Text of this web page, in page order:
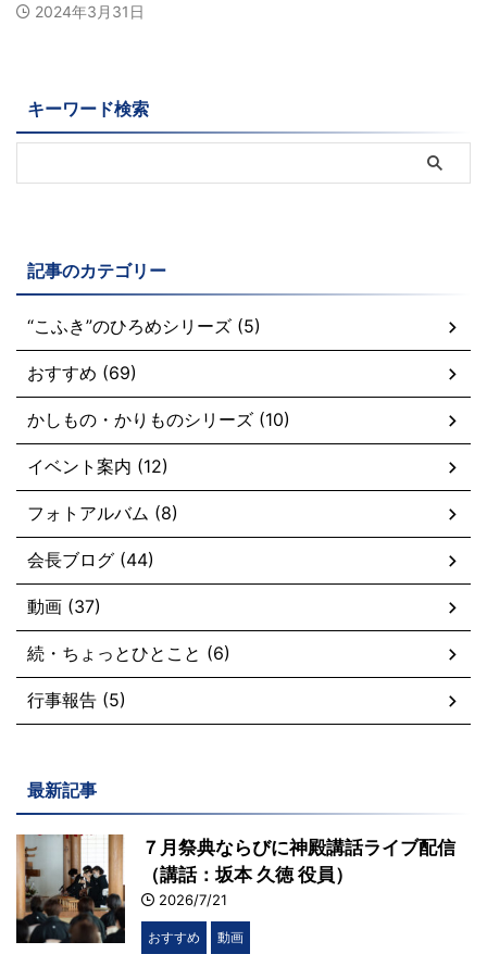
2024年3月31日
キーワード検索
記事のカテゴリー
“こふき”のひろめシリーズ (5)
おすすめ (69)
かしもの・かりものシリーズ (10)
イベント案内 (12)
フォトアルバム (8)
会長ブログ (44)
動画 (37)
続・ちょっとひとこと (6)
行事報告 (5)
最新記事
７月祭典ならびに神殿講話ライブ配信
（講話：坂本 久徳 役員）
2026/7/21
おすすめ 動画